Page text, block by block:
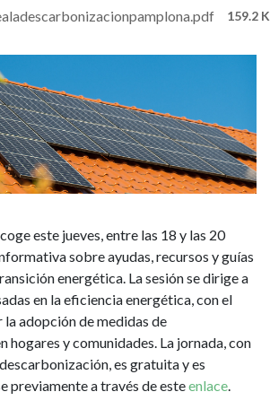
159.2
este jueves, entre las 18 y las 20
sobre ayudas, recursos y guías
energética. La sesión se dirige a
en la eficiencia energética, con el
adopción de medidas de
hogares y comunidades. La jornada, con
es gratuita y es
previamente a través de esteenlace